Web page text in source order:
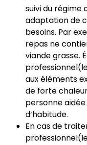
suivi du régime
adaptation de
besoins. Par
repas ne
viande grasse.
aux éléments
de forte
personne aidée
d’habitude.
En cas de